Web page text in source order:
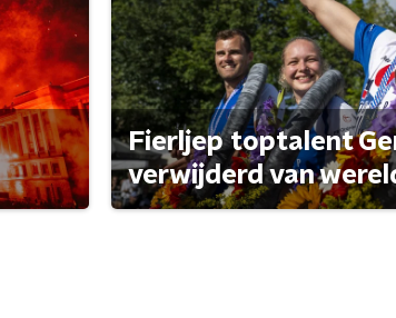
Fierljep toptalent
verwijderd van